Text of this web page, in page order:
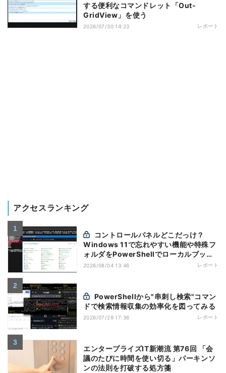
する便利なコマンドレット「Out-
GridView」を使う
2026/07/30 14:23 レポート
アクセスランキング
Windows 11で忘れやすい機能や特殊フ
ォルダをPowerShellでローカルブック
マーク化
2026/08/04 13:46 レポート
ドで検索情報収集の効率化を図ってみる
2026/07/29 17:36 レポート
エンタープライズIT新潮流 第76回 「会
議のたびに時間を使い切る」パーキンソ
ンの法則を打破する処方箋